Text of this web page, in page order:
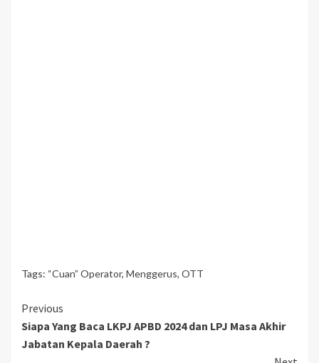
Tags: “Cuan” Operator, Menggerus, OTT
Continue
Reading
Previous
Siapa Yang Baca LKPJ APBD 2024 dan LPJ Masa Akhir
Jabatan Kepala Daerah ?